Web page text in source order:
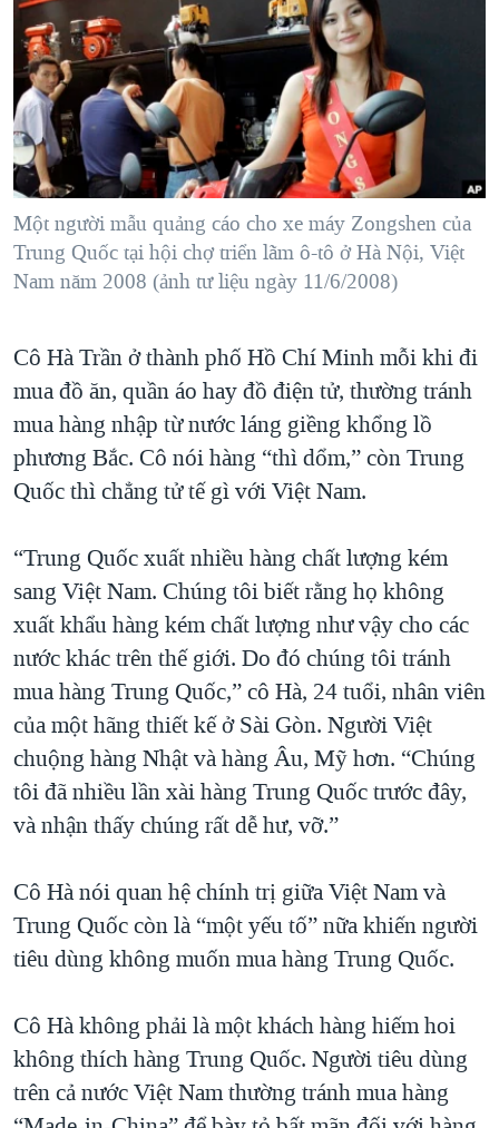
"Tìm"NGƯỜI VIỆT HẢI NGOẠI
ĐỜI SỐNG
KINH TẾ
KHOA HỌC
SỨC KHOẺ
VĂN HOÁ
THỂ THAO
TẠI
HÀNH TRÌNH BẦU CỬ 2024
MỘT NĂM CHIẾN TRANH TẠI DẢI GAZA
GIẢI MÃ VÀNH ĐAI & CON ĐƯỜNG
NGÀY TỊ NẠN THẾ GIỚI
GROUND ZERO – XƯA VÀ NAY
CHI PHÍ CHIẾN TRANH AFGHANISTAN
THƯỢNG ĐỈNH TRUMP-KIM TẠI VIỆT NAM
TRỊNH VĨNH BÌNH VS. CHÍNH PHỦ VIỆT NAM
NGƯ DÂN VIỆT VÀ LÀN SÓNG TRỘM HẢI SÂM
BÊN KIA QUỐC LỘ: TIẾNG VỌNG TỪ NÔNG THÔN MỸ
VIDEO
NGHE
MẠNG XÃ HỘI
Ngôn ngữ khác
Một người mẫu quảng cáo cho xe máy Zongshen của
Trung Quốc tại hội chợ triển lãm ô-tô ở Hà Nội, Việt
Nam năm 2008 (ảnh tư liệu ngày 11/6/2008)
Cô Hà Trần ở thành phố Hồ Chí Minh mỗi khi đi
mua đồ ăn, quần áo hay đồ điện tử, thường tránh
mua hàng nhập từ nước láng giềng khổng lồ
phương Bắc. Cô nói hàng “thì dổm,” còn Trung
Quốc thì chẳng tử tế gì với Việt Nam.
“Trung Quốc xuất nhiều hàng chất lượng kém
sang Việt Nam. Chúng tôi biết rằng họ không
xuất khẩu hàng kém chất lượng như vậy cho các
nước khác trên thế giới. Do đó chúng tôi tránh
mua hàng Trung Quốc,” cô Hà, 24 tuổi, nhân viên
của một hãng thiết kế ở Sài Gòn. Người Việt
chuộng hàng Nhật và hàng Âu, Mỹ hơn. “Chúng
tôi đã nhiều lần xài hàng Trung Quốc trước đây,
và nhận thấy chúng rất dễ hư, vỡ.”
Cô Hà nói quan hệ chính trị giữa Việt Nam và
Trung Quốc còn là “một yếu tố” nữa khiến người
tiêu dùng không muốn mua hàng Trung Quốc.
Cô Hà không phải là một khách hàng hiếm hoi
không thích hàng Trung Quốc. Người tiêu dùng
trên cả nước Việt Nam thường tránh mua hàng